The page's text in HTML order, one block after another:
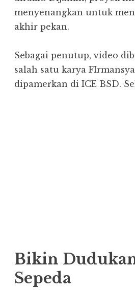
menyenangkan untuk
akhir pekan.
Sebagai penutup, video
salah satu karya
dipamerkan di ICE BSD.
Bikin
Sepeda